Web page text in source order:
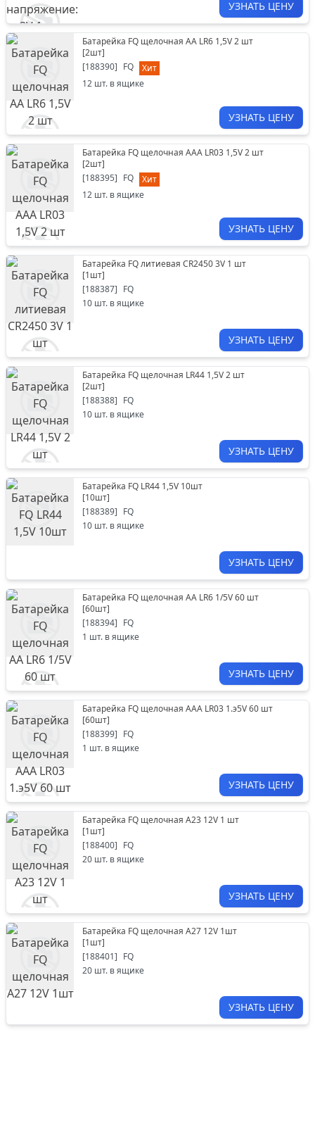
УЗНАТЬ ЦЕНУ
Батарейка FQ щелочная АА LR6 1,5V 2 шт
[2шт]
[188390] FQ
Хит
12 шт. в ящике
УЗНАТЬ ЦЕНУ
Батарейка FQ щелочная ААА LR03 1,5V 2 шт
[2шт]
[188395] FQ
Хит
12 шт. в ящике
УЗНАТЬ ЦЕНУ
Батарейка FQ литиевая CR2450 3V 1 шт
[1шт]
[188387] FQ
10 шт. в ящике
УЗНАТЬ ЦЕНУ
Батарейка FQ щелочная LR44 1,5V 2 шт
[2шт]
[188388] FQ
10 шт. в ящике
УЗНАТЬ ЦЕНУ
Батарейка FQ LR44 1,5V 10шт
[10шт]
[188389] FQ
10 шт. в ящике
УЗНАТЬ ЦЕНУ
Батарейка FQ щелочная АА LR6 1/5V 60 шт
[60шт]
[188394] FQ
1 шт. в ящике
УЗНАТЬ ЦЕНУ
Батарейка FQ щелочная ААА LR03 1.э5V 60 шт
[60шт]
[188399] FQ
1 шт. в ящике
УЗНАТЬ ЦЕНУ
Батарейка FQ щелочная A23 12V 1 шт
[1шт]
[188400] FQ
20 шт. в ящике
УЗНАТЬ ЦЕНУ
Батарейка FQ щелочная А27 12V 1шт
[1шт]
[188401] FQ
20 шт. в ящике
УЗНАТЬ ЦЕНУ